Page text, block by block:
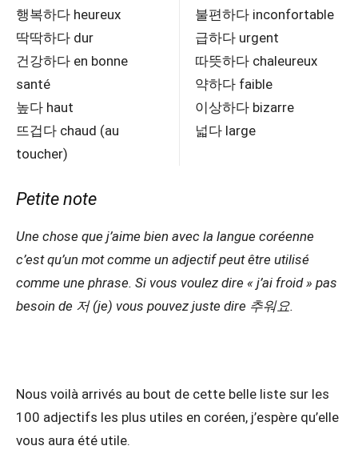
행복하다 heureux
딱딱하다 dur
건강하다 en bonne
santé
높다 haut
뜨겁다 chaud (au
toucher)
불편하다 inconfortable
급하다 urgent
따뜻하다 chaleureux
약하다 faible
이상하다 bizarre
넓다 large
Petite note
Une chose que j’aime bien avec la langue coréenne
c’est qu’un mot comme un adjectif peut être utilisé
comme une phrase. Si vous voulez dire « j’ai froid » pas
besoin de 저 (je) vous pouvez juste dire 추워요.
Nous voilà arrivés au bout de cette belle liste sur les
100 adjectifs les plus utiles en coréen, j’espère qu’elle
vous aura été utile.